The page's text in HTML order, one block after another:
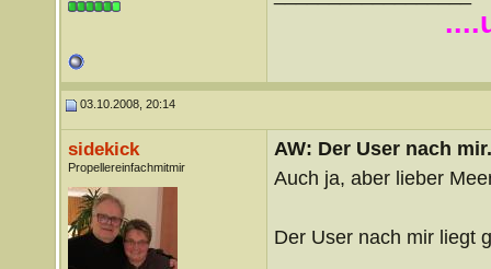
03.10.2008, 20:14
sidekick
Propellereinfachmitmir
AW: Der User nach
Auch ja, aber lieber
Der User nach mir liegt